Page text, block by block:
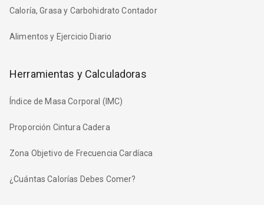
Caloría, Grasa y Carbohidrato Contador
Alimentos y Ejercicio Diario
Herramientas y Calculadoras
Índice de Masa Corporal (IMC)
Proporción Cintura Cadera
Zona Objetivo de Frecuencia Cardíaca
¿Cuántas Calorías Debes Comer?